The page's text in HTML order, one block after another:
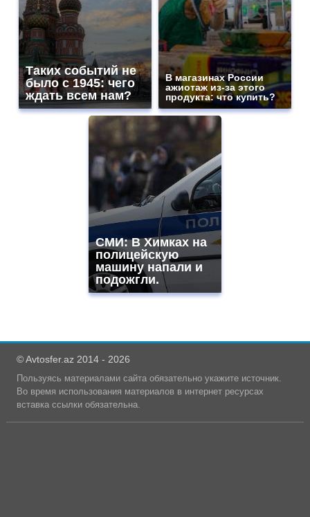
Таких событий не
было с 1945: чего
ждать всем нам?
В магазинах России
ажиотаж из-за этого
продукта: что купить?
СМИ: В Химках на
полицейскую
машину напали и
подожгли.
© Avtosfer.az 2014 - 2026
Пользуясь материалами сайта обязательно укажите источник.
Во время использования материалов в интернет ресурсах
вставка ссылки обязательна.